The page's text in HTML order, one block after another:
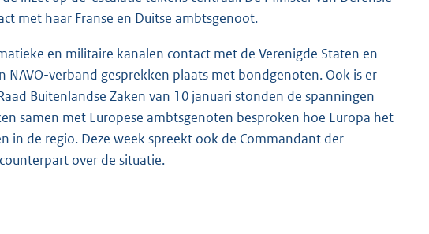
met haar Franse en Duitse ambtsgenoot.
en militaire kanalen contact met de Verenigde Staten en
verband gesprekken plaats met bondgenoten. Ook is er
Buitenlandse Zaken van 10 januari stonden de spanningen
samen met Europese ambtsgenoten besproken hoe Europa het
in de regio. Deze week spreekt ook de Commandant der
over de situatie.